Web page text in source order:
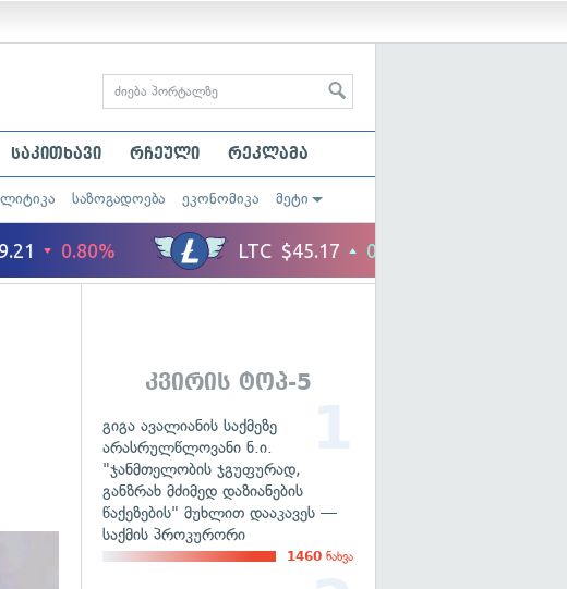
საკითხავი რჩეული რეკლამა
საზოგადოება ეკონომიკა მეტი
კვირის ტოპ-5
გიგა ავალიანის საქმეზე
არასრულწლოვანი ნ.ი.
"ჯანმთელობის ჯგუფურად,
განზრახ მძიმედ დაზიანების
წაქეზების" მუხლით დააკავეს —
საქმის პროკურორი
1460 ნახვა